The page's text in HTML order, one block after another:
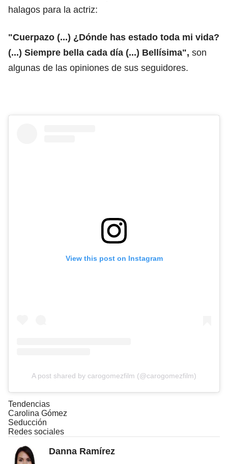
halagos para la actriz:
"Cuerpazo (...) ¿Dónde has estado toda mi vida?
(...) Siempre bella cada día (...) Bellísima", son
algunas de las opiniones de sus seguidores.
View this post on Instagram
A post shared by carogomezfilm (@carogomezfilm)
Tendencias
Carolina Gómez
Seducción
Redes sociales
Danna Ramírez